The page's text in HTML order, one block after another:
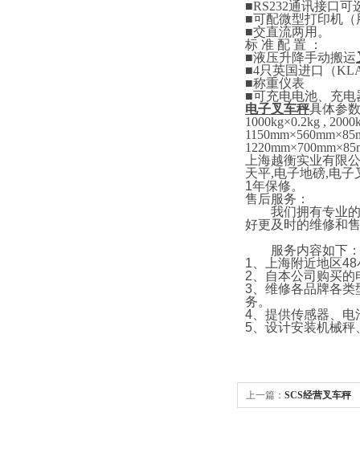
■RS232通讯接口可
■可配微型打印机（
■交直流两用。
标 准 配 置
：
■液压升降手动搬运
■4只英国进口 （
■称重仪表
■可充电电池、充电
电子叉车秤具体参
1000kg×0.2kg ,
1150mm×56
上海越衡实业有限
天平,电子地磅,电子
1年保修。
售后服务：
我们拥有专业的
好更及时的维修和
服务内容如下：
1 、上海附近地区48
2 、自本公司购买
3 、维修各品牌各
务。
4 、提供传感器、
5 、设计安装机械
上一篇： SCS经营叉车秤